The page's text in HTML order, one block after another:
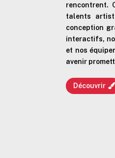
rencontrent.
talents
conception
interactifs,
et nos
avenir
Découvrir